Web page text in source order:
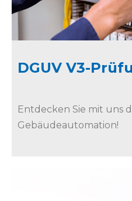
DGUV V3-
Entdecken Sie mit uns
Gebäudeautomation!